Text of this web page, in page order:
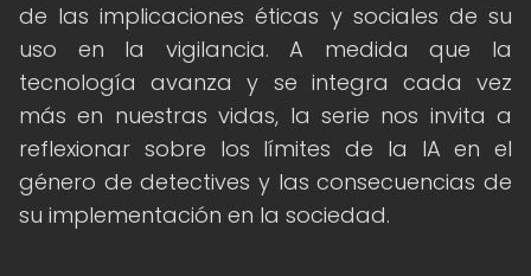
de las implicaciones éticas y sociales de su
uso en la vigilancia. A medida que la
tecnología avanza y se integra cada vez
más en nuestras vidas, la serie nos invita a
reflexionar sobre los límites de la IA en el
género de detectives y las consecuencias de
su implementación en la sociedad.